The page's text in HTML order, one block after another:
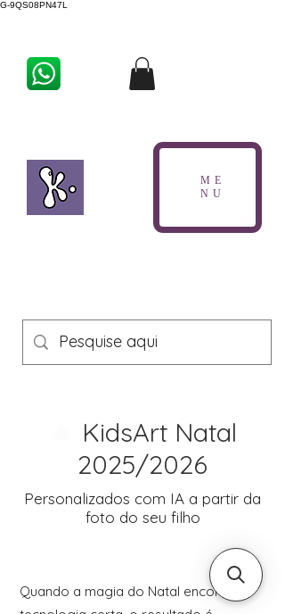
G-9QS08PN47L
ME
NU
KidsArt Natal
2025/2026
Personalizados com IA a partir da
foto do seu filho
Quando a magia do Natal encontra a